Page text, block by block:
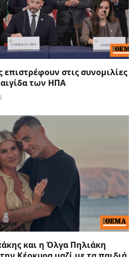
επιστρέφουν στις συνομιλίες
των ΗΠΑ
και η Όλγα Πηλιάκη